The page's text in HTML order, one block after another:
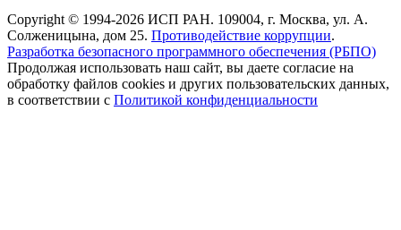
Copyright © 1994-2026 ИСП РАН. 109004, г. Москва, ул. А.
Солженицына, дом 25. Противодействие коррупции.
Разработка безопасного программного обеспечения (РБПО)
Продолжая использовать наш сайт, вы даете согласие на
обработку файлов cookies и других пользовательских данных,
в соответствии с Политикой конфиденциальности